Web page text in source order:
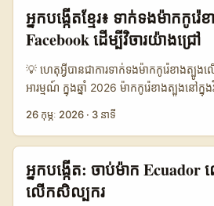
creative និង distribution នៅចំណុចដើម ប
LinkedIn/YouTube ក្នុងផែនការដើម្បីធាន
...
High Medium Medium តារាងខ្លះបង្ហាញក
ស្នូល: Option A ជា platform ឬ
Active និង Conversion ខ្ពស់ — វាចង់បង្ហ
platform និង audience targeting ជាភាគី
ហ្វាំងឡង់។ អ្នកចង្កេះ creators គួរត្រូវវាយត
Creator Match Score មុនធ្វើ outreach។
lifestyle Middle East។ សម្រាប់អ្នកផលិតនៅ
Mohamed Laibu (អ្នកវ្លក់ Oman) និងទំ
មានបច្ចុប្បន្នភាពនៃ social selling និង
Mediaweek បានចំណាត់ថា “human
creators មានអំណាចសកម្មក្នុង 2026។ កា
ដើម្បីបង្ហាញ must-have items ជាលក្ខណៈ
international distribution គឺ​ជាការភ្ជាប់គ្ន
ជោគជ័យ។ (យោង Mediaweek) ...
អ្នក​បង្កើត​ខ្មែរ៖ ទាក់ទងម៉ាក​កូរ៉
Facebook ដើម្បីវិចារ​យ៉ាងជ្រៅ
💡 ហេតុអ្វីបានជា​ការ​ទាក់ទង​ម៉ាក​កូរ៉េខាងត្បូង​
អារម្មណ៍ ក្នុងឆ្នាំ 2026 ម៉ាក​កូរ៉េខាងត្បូងន
ខ្មែរ​ដែលចង់សរសេរ long-form reviews មា
សហការជាមួយម៉ាក​តម្រូវឲ្យដឹងពីចំណុចបញ្ហាអ
និងការវាស់លទ្ធផល។ បច្ចេកវិទ្យា deepfake
ផ្ទាល់ខ្លួនកើនឡើង (សម្គាល់ពីការរាយការណ៍
26 កុម្ភៈ 2026 · 3 នាទី
អ្នកបង្កើត: ចាប់ម៉ាក Ecuador
លើកសិល្បករ